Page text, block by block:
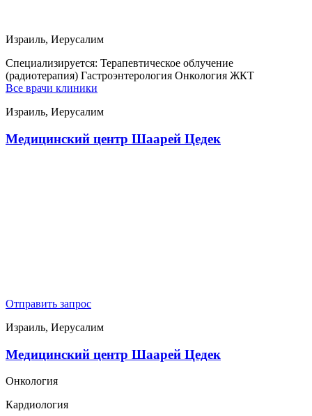
Израиль, Иерусалим
Специализируется: Терапевтическое облучение
(радиотерапия) Гастроэнтерология Онкология ЖКТ
Все врачи клиники
Израиль, Иерусалим
Медицинский центр Шаарей Цедек
Отправить запрос
Израиль, Иерусалим
Медицинский центр Шаарей Цедек
Онкология
Кардиология